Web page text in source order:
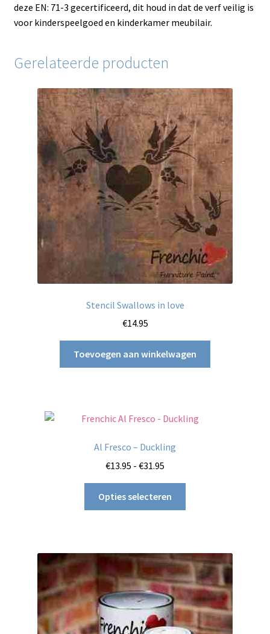
deze EN: 71-3 gecertificeerd, dit houd in dat de verf veilig is
voor kinderspeelgoed en kinderkamer meubilair.
Gerelateerde producten
Stencil Swallows in love
€14.95
Toevoegen aan winkelwagen
Al Fresco – Duckling
€13.95 - €31.95
€13.95
tot
€31.95
Opties selecteren
variaties.
Deze
optie
kan
gekozen
worden